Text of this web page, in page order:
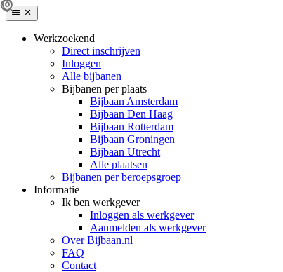
Werkzoekend
Direct inschrijven
Inloggen
Alle bijbanen
Bijbanen per plaats
Bijbaan Amsterdam
Bijbaan Den Haag
Bijbaan Rotterdam
Bijbaan Groningen
Bijbaan Utrecht
Alle plaatsen
Bijbanen per beroepsgroep
Informatie
Ik ben werkgever
Inloggen als werkgever
Aanmelden als werkgever
Over Bijbaan.nl
FAQ
Contact